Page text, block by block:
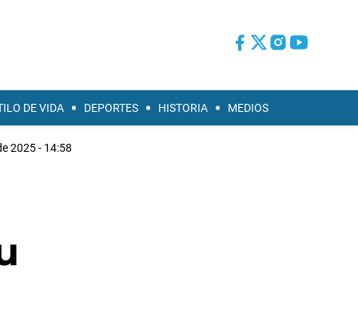
DE VIDA DEPORTES HISTORIA MEDIOS
2025 - 14:58